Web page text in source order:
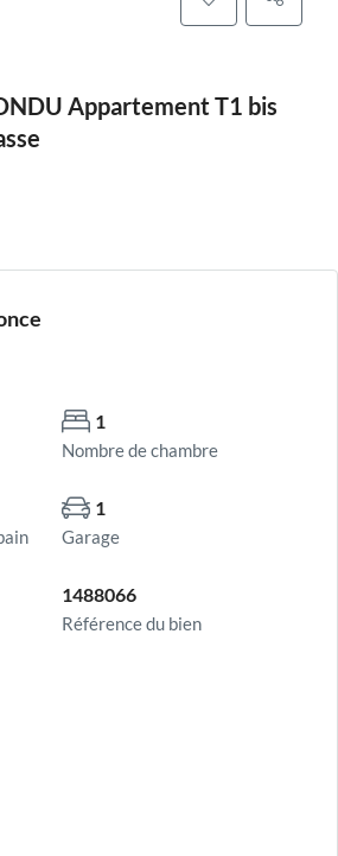
Appartement T1 bis
1
Nombre de chambre
1
Garage
1488066
Référence du bien